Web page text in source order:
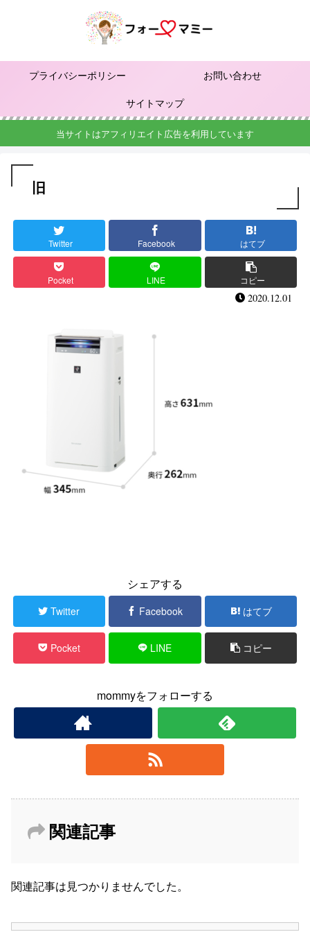
プライバシーポリシー
お問い合わせ
サイトマップ
当サイトはアフィリエイト広告を利用しています
旧
Twitter Facebook はてブ
Pocket LINE コピー
2020.12.01
シェアする
Twitter Facebook はてブ
Pocket LINE コピー
mommyをフォローする
関連記事
関連記事は見つかりませんでした。